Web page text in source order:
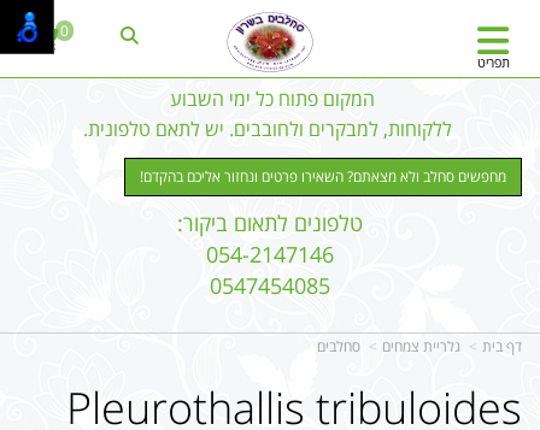
המקום פתוח כל ימי השבוע
ללקוחות, למבקרים ולחובבים. יש לתאם טלפונית.
מחפשים סחלב ולא מצאתם? השאירו פרטים ונחזור אליכם בהקדם!
טלפונים לתאום ביקור:
054-2147146
0547454085
תפריט
0
דף בית גלריית צמחים סחלבים
Pleurothallis tribuloides